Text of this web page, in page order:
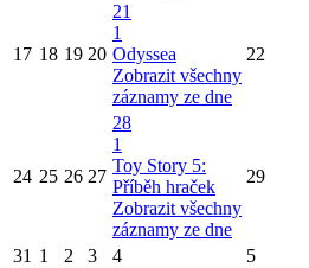
17 18 19 20
21
1
Odyssea
Zobrazit všechny
záznamy ze dne
22
24 25 26 27
28
1
Toy Story 5:
Příběh hraček
Zobrazit všechny
záznamy ze dne
29
31 1 2 3 4 5